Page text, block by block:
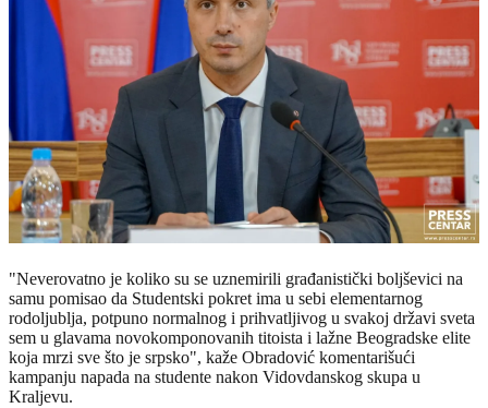
"Neverovatno je koliko su se uznemirili građanistički boljševici na
samu pomisao da Studentski pokret ima u sebi elementarnog
rodoljublja, potpuno normalnog i prihvatljivog u svakoj državi sveta
sem u glavama novokomponovanih titoista i lažne Beogradske elite
koja mrzi sve što je srpsko", kaže Obradović komentarišući
kampanju napada na studente nakon Vidovdanskog skupa u
Kraljevu.